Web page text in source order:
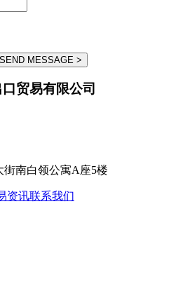
贸易有限公司
南白领公寓A座5楼
资讯联系我们